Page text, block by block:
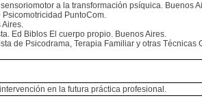
a la transformación psíquica. Buenos
PuntoCom.
Aires.
Ed Biblos El cuerpo propio. Buenos Aires.
de Psicodrama, Terapia Familiar y otras Técnicas
en la futura práctica profesional.